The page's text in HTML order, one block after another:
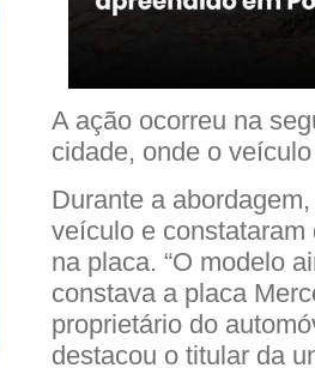
A ação ocorreu na
cidade, onde o
Durante a
veículo e
na placa. “O modelo
constava a placa
proprietário do
destacou o titular da